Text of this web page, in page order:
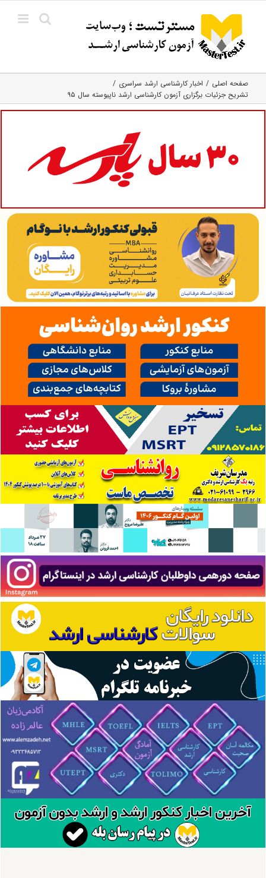
content
صفحه اصلی
اخبار کارشناسی ارشد سراسری
تشریح جزئیات برگزاری آزمون کارشناسی ارشد ناپیوسته سال ۹۵